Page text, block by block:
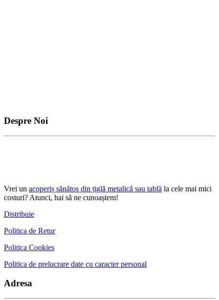
Despre Noi
Vrei un acoperiș sănătos din țiglă metalică sau tablă la cele mai mici
costuri? Atunci, hai să ne cunoaștem!
Distribuie
Politica de Retur
Politica Cookies
Politica de prelucrare date cu caracter personal
Adresa